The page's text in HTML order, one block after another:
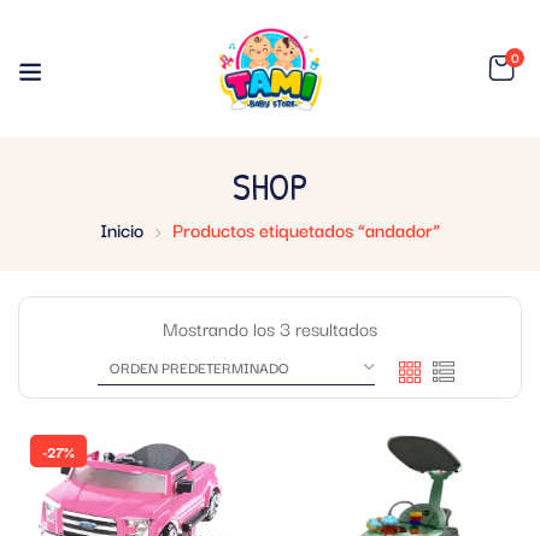
0
SHOP
Inicio Productos etiquetados “andador”
Mostrando los 3 resultados
-27%